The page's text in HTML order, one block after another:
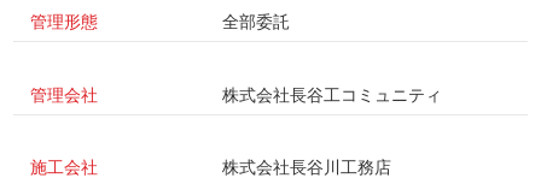
管理形態 全部委託
管理会社 株式会社長谷工コミュニティ
施工会社 株式会社長谷川工務店